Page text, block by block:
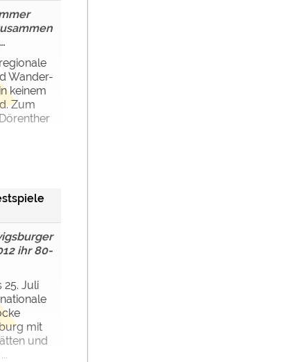
Wander-
keinem
Zum
ihr 80-
25. Juli
mit
und